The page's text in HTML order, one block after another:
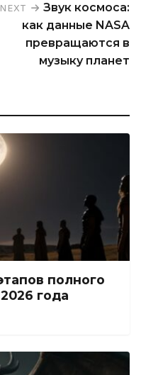
NEXT
Звук космоса:
как данные NASA
превращаются в
музыку планет
полного
года